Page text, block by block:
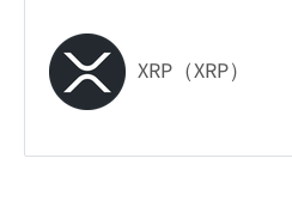
XRP（XRP）